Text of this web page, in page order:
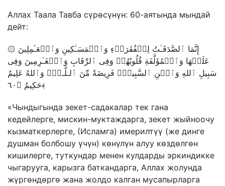
Аллах Таала Тавба сүрөсүнүн: 60-аятында мындай
дейт:
۞ إِنَّمَا ٱلصَّدَقَـٰتُ لِلۡفُقَرَاۤءِ وَٱلۡمَسَـٰكِینِ وَٱلۡعَـٰمِلِینَ
عَلَیۡهَا وَٱلۡمُؤَلَّفَةِ قُلُوبُهُمۡ وَفِی ٱلرِّقَابِ وَٱلۡغَـٰرِمِینَ وَفِی
سَبِیلِ ٱللهِ وَٱبۡنِ ٱلسَّبِیلِۖ فَرِیضَةً مِّنَ ٱلـلَّـهِۗ وَٱللهُ عَلِیمٌ
حَكِیمٌ ﴿٦٠﴾
«Чындыгында зекет-садакалар тек гана
кедейлерге, мискин-муктаждарга, зекет жыйноочу
кызматкерлерге, (Исламга) имерилтүү (же динге
душман болбошу үчүн) көнүлүн алуу көздөлгөн
кишилерге, туткундар менен кулдарды эркиндикке
чыгарууга, карызга баткандарга, Аллах жолунда
жүргөндөргө жана жолдо калган мусапырларга